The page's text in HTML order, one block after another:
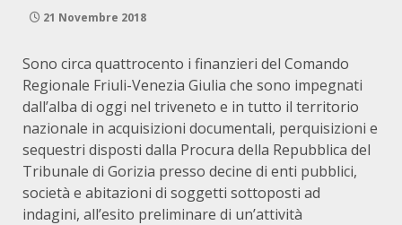
21 Novembre 2018
Sono circa quattrocento i finanzieri del Comando
Regionale Friuli-Venezia Giulia che sono impegnati
dall’alba di oggi nel triveneto e in tutto il territorio
nazionale in acquisizioni documentali, perquisizioni e
sequestri disposti dalla Procura della Repubblica del
Tribunale di Gorizia presso decine di enti pubblici,
società e abitazioni di soggetti sottoposti ad
indagini, all’esito preliminare di un’attività